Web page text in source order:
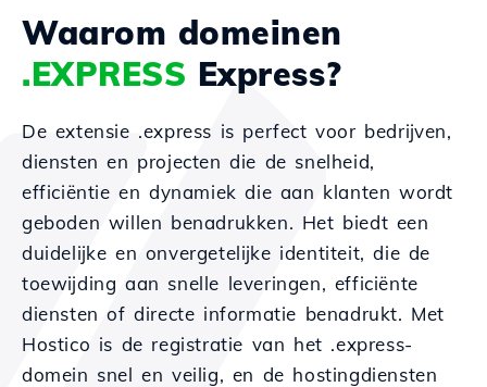
Waarom domeinen
.EXPRESS Express?
De extensie .express is perfect voor bedrijven,
diensten en projecten die de snelheid,
efficiëntie en dynamiek die aan klanten wordt
geboden willen benadrukken. Het biedt een
duidelijke en onvergetelijke identiteit, die de
toewijding aan snelle leveringen, efficiënte
diensten of directe informatie benadrukt. Met
Hostico is de registratie van het .express-
domein snel en veilig, en de hostingdiensten